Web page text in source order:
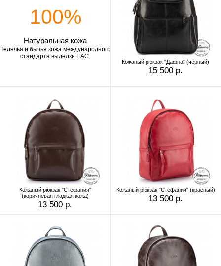
100%
Натуральная кожа
Телячья и бычья кожа международного
стандарта выделки EAC.
Кожаный рюкзак "Дафна" (чёрный)
15 500 р.
Кожаный рюкзак "Стефания"
(коричневая гладкая кожа)
13 500 р.
Кожаный рюкзак "Стефания" (красный)
13 500 р.